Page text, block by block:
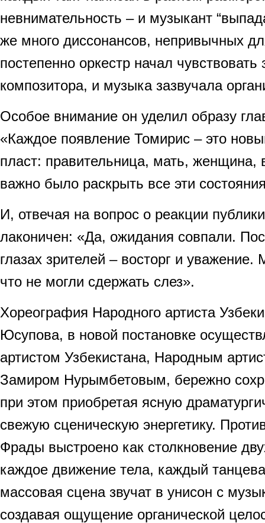
невнимательность – и музыкант
же много диссонансов, непривычных
постепенно оркестр начал
композитора, и музыка зазвучала
Особое внимание он уделил образу
«Каждое появление Томирис – это
пласт: правительница, мать, женщина,
важно было раскрыть все эти
И, отвечая на вопрос о реакции
лаконичен: «Да, ожидания совпали.
глазах зрителей – восторг и уважение.
что не могли сдержать слез».
Хореография Народного артиста
Юсупова, в новой постановке
артистом Узбекистана, Народным
Замиром Нурымбетовым, бережно
при этом приобретая ясную
свежую сценическую энергетику.
Фрады выстроено как столкновение
каждое движение тела, каждый
массовая сцена звучат в унисон с
создавая ощущение органической